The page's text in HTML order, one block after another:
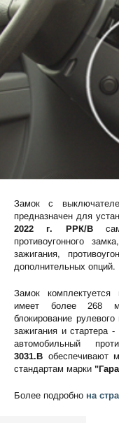
Замок с
предназначен для
2022 г. РРК/В
противоугонного
зажигания,
дополнительных опций.
Замок
имеет более 268
блокирование
зажигания и стартера
автомобильный
3031.B обеспечивают
стандартам марки
Более подробно на